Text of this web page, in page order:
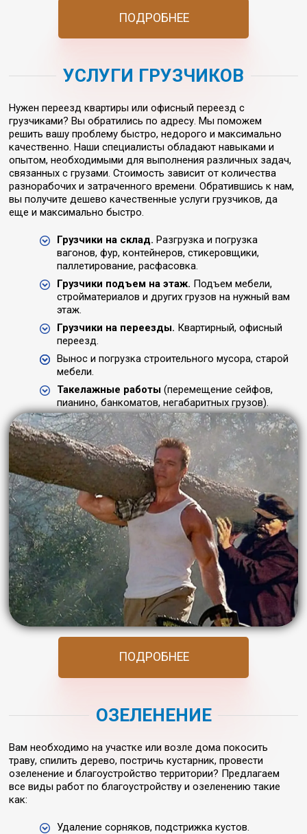
ПОДРОБНЕЕ
УСЛУГИ ГРУЗЧИКОВ
Нужен переезд квартиры или офисный переезд с
грузчиками? Вы обратились по адресу. Мы поможем
решить вашу проблему быстро, недорого и максимально
качественно. Наши специалисты обладают навыками и
опытом, необходимыми для выполнения различных задач,
связанных с грузами. Стоимость зависит от количества
разнорабочих и затраченного времени. Обратившись к нам,
вы получите дешево качественные услуги грузчиков, да
еще и максимально быстро.
Грузчики на склад. Разгрузка и погрузка
вагонов, фур, контейнеров, стикеровщики,
паллетирование, расфасовка.
Грузчики подъем на этаж. Подъем мебели,
стройматериалов и других грузов на нужный вам
этаж.
Грузчики на переезды. Квартирный, офисный
переезд.
Вынос и погрузка строительного мусора, старой
мебели.
Такелажные работы(перемещение сейфов,
пианино, банкоматов, негабаритных грузов).
ПОДРОБНЕЕ
ОЗЕЛЕНЕНИЕ
Вам необходимо на участке или возле дома покосить
траву, спилить дерево, постричь кустарник, провести
озеленение и благоустройство территории? Предлагаем
все виды работ по благоустройству и озеленению такие
как:
Удаление сорняков, подстрижка кустов.